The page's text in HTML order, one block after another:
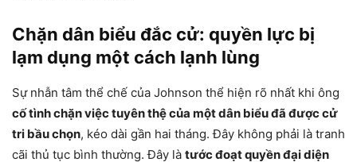
Chặn dân biểu đắc cử: quyền lực bị
lạm dụng một cách lạnh lùng
Sự nhẫn tâm thể chế của Johnson thể hiện rõ nhất khi ông
cố tình chặn việc tuyên thệ của một dân biểu đã được cử
tri bầu chọn, kéo dài gần hai tháng. Đây không phải là tranh
cãi thủ tục bình thường. Đây là tước đoạt quyền đại diện